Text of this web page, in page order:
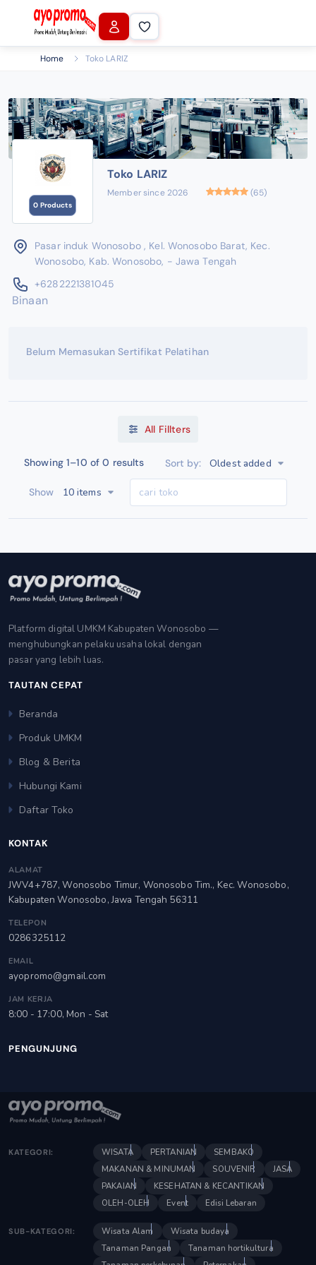
Home Toko LARIZ
0 Products
Toko LARIZ
Member since 2026 (65)
Pasar induk Wonosobo , Kel. Wonosobo Barat, Kec.
Wonosobo, Kab. Wonosobo, - Jawa Tengah
+6282221381045
Binaan
Belum Memasukan Sertifikat Pelatihan
All Fillters
Showing 1–10 of 0 results Sort by: Oldest added
Show 10 items
Platform digital UMKM Kabupaten Wonosobo —
menghubungkan pelaku usaha lokal dengan
pasar yang lebih luas.
TAUTAN CEPAT
Beranda
Produk UMKM
Blog & Berita
Hubungi Kami
Daftar Toko
KONTAK
ALAMAT
JWV4+787, Wonosobo Timur, Wonosobo Tim., Kec. Wonosobo,
Kabupaten Wonosobo, Jawa Tengah 56311
TELEPON
0286325112
EMAIL
ayopromo@gmail.com
JAM KERJA
8:00 - 17:00, Mon - Sat
PENGUNJUNG
KATEGORI: WISATA PERTANIAN
SEMBAKO
MAKANAN & MINUMAN
SOUVENIR
JASA
PAKAIAN
KESEHATAN & KECANTIKAN
OLEH-OLEH
Event Edisi Lebaran
SUB-KATEGORI: Wisata Alam
Wisata budaya
Tanaman Pangan
Tanaman hortikultura